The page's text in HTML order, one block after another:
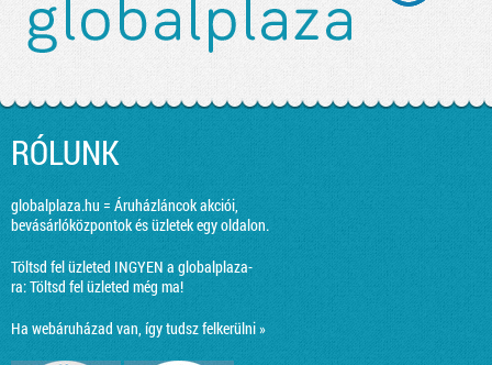
RÓLUNK
globalplaza.hu = Áruházláncok akciói,
bevásárlóközpontok és üzletek egy oldalon.
Töltsd fel üzleted INGYEN a globalplaza-
ra:Töltsd fel üzleted még ma!
Ha webáruházad van, így tudsz felkerülni »